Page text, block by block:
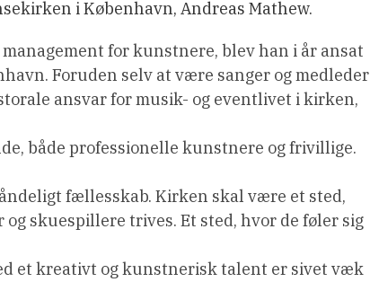
i København, Andreas Mathew.
for kunstnere, blev han i år ansat
Foruden selv at være sanger og medleder
ansvar for musik- og eventlivet i kirken,
både professionelle kunstnere og frivillige.
fællesskab. Kirken skal være et sted,
skuespillere trives. Et sted, hvor de føler sig
et kreativt og kunstnerisk talent er sivet væk